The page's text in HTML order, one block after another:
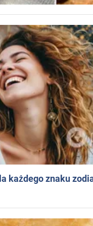
każdego znaku